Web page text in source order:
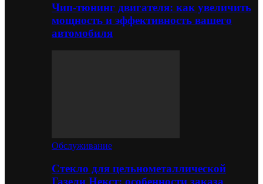
Чип-тюнинг двигателя: как увеличить
мощность и эффективность вашего
автомобиля
Обслуживание
Стекло для цельнометаллической
Газели Некст: особенности заказа